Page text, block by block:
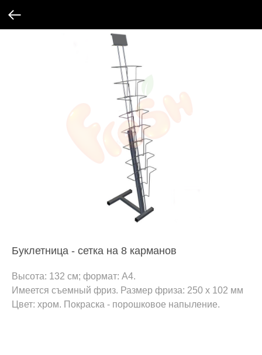
Буклетница - сетка на 8 карманов
Высота: 132 см; формат: А4.
Имеется съемный фриз. Размер фриза: 250 х 102 мм
Цвет: хром. Покраска - порошковое напыление.